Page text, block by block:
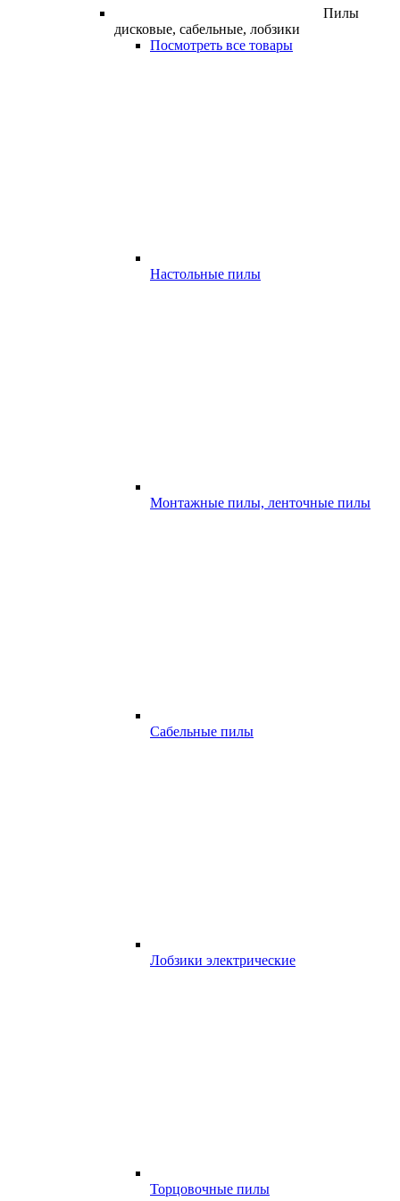
Пилы
дисковые, сабельные, лобзики
Посмотреть все товары
Настольные пилы
Монтажные пилы, ленточные пилы
Сабельные пилы
Лобзики электрические
Торцовочные пилы